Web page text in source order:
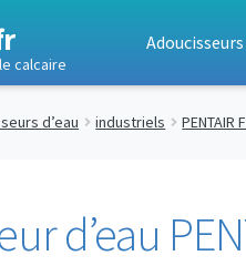
calcaire
Adoucisseurs
d’eau industriels PENTAIR
d’eau